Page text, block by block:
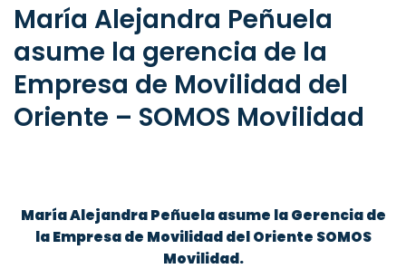
María Alejandra Peñuela
asume la gerencia de la
Empresa de Movilidad del
Oriente – SOMOS Movilidad
María Alejandra Peñuela asume la Gerencia de
la Empresa de Movilidad del Oriente SOMOS
Movilidad.